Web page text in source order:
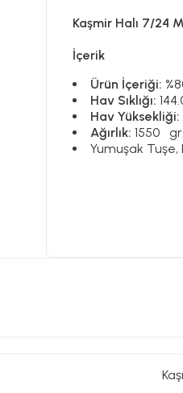
Kaşmir Halı 7/24
İçerik
Ürün İçeriği:
Hav Sıklığı:
Hav Yüksekliği:
Ağırlık:1550
Yumuşak